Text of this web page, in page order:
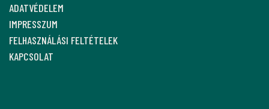
ADATVÉDELEM
IMPRESSZUM
FELHASZNÁLÁSI FELTÉTELEK
KAPCSOLAT